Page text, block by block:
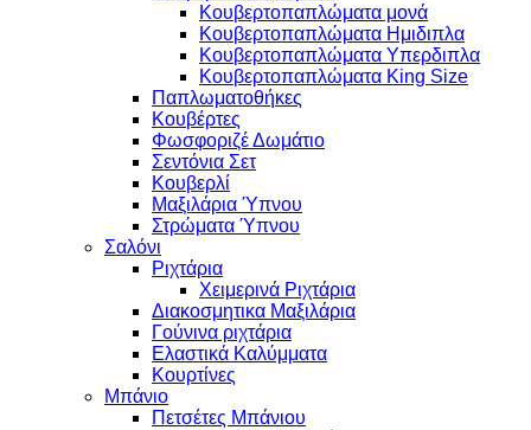
Κουβερτοπαπλώματα μονά
Κουβερτοπαπλώματα Ημιδιπλα
Κουβερτοπαπλώματα Υπερδιπλα
Κουβερτοπαπλώματα King Size
Παπλωματοθήκες
Κουβέρτες
Φωσφοριζέ Δωμάτιο
Σεντόνια Σετ
Κουβερλί
Μαξιλάρια Ύπνου
Στρώματα Ύπνου
Σαλόνι
Ριχτάρια
Χειμερινά Ριχτάρια
Διακοσμητικα Μαξιλάρια
Γούνινα ριχτάρια
Ελαστικά Καλύμματα
Κουρτίνες
Μπάνιο
Πετσέτες Μπάνιου